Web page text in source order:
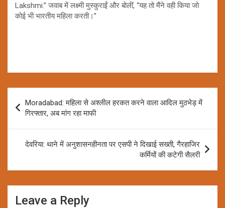
Lakshmi.” जवाब में लक्ष्मी मुस्कुराईं और बोलीं, “यह तो मैंने वही किया जो
कोई भी भारतीय महिला करती।”
navigation
Moradabad: महिला से अश्लील हरकत करने वाला आदिल मुठभेड़ में
गिरफ्तार, अब मांग रहा माफी
देवरिया: थाने में अनुशासनहीनता पर एसपी ने दिखाई सख्ती, गैरहाजिर
कर्मियों की कटेगी सैलरी
Leave a Reply